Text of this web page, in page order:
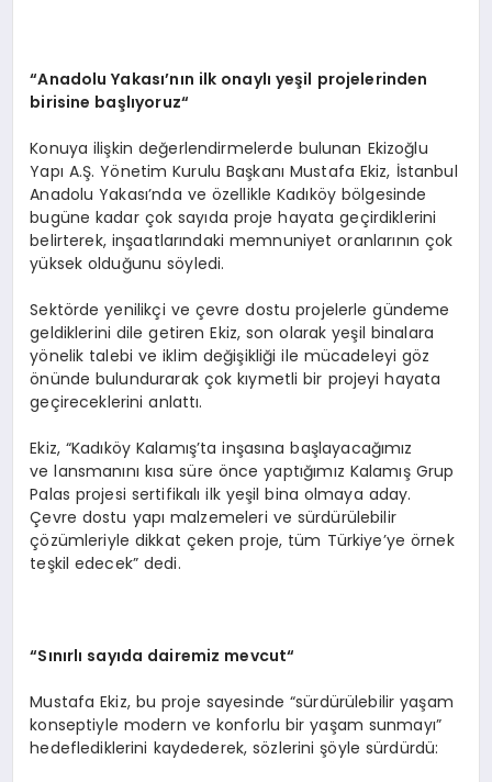
“Anadolu Yakası’nın ilk onaylı yeşil projelerinden
birisine başlıyoruz“
Konuya ilişkin değerlendirmelerde bulunan Ekizoğlu
Yapı A.Ş. Yönetim Kurulu Başkanı Mustafa Ekiz, İstanbul
Anadolu Yakası’nda ve özellikle Kadıköy bölgesinde
bugüne kadar çok sayıda proje hayata geçirdiklerini
belirterek, inşaatlarındaki memnuniyet oranlarının çok
yüksek olduğunu söyledi.
Sektörde yenilikçi ve çevre dostu projelerle gündeme
geldiklerini dile getiren Ekiz, son olarak yeşil binalara
yönelik talebi ve iklim değişikliği ile mücadeleyi göz
önünde bulundurarak çok kıymetli bir projeyi hayata
geçireceklerini anlattı.
Ekiz, “Kadıköy Kalamış’ta inşasına başlayacağımız
ve lansmanını kısa süre önce yaptığımız Kalamış Grup
Palas projesi sertifikalı ilk yeşil bina olmaya aday.
Çevre dostu yapı malzemeleri ve sürdürülebilir
çözümleriyle dikkat çeken proje, tüm Türkiye’ye örnek
teşkil edecek” dedi.
“Sınırlı sayıda dairemiz mevcut“
Mustafa Ekiz, bu proje sayesinde “sürdürülebilir yaşam
konseptiyle modern ve konforlu bir yaşam sunmayı”
hedeflediklerini kaydederek, sözlerini şöyle sürdürdü: